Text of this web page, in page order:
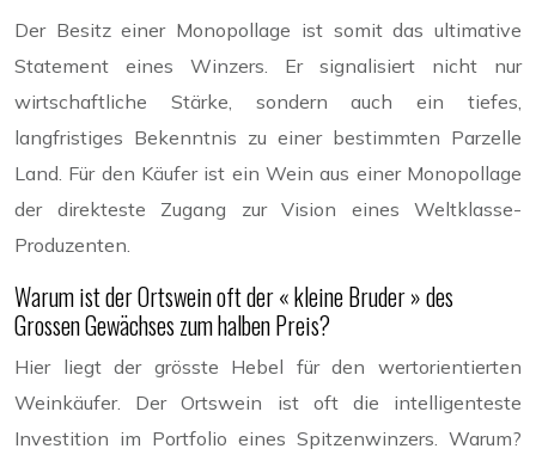
Der Besitz einer Monopollage ist somit das ultimative
Statement eines Winzers. Er signalisiert nicht nur
wirtschaftliche Stärke, sondern auch ein tiefes,
langfristiges Bekenntnis zu einer bestimmten Parzelle
Land. Für den Käufer ist ein Wein aus einer Monopollage
der direkteste Zugang zur Vision eines Weltklasse-
Produzenten.
Warum ist der Ortswein oft der « kleine Bruder » des
Grossen Gewächses zum halben Preis?
Hier liegt der grösste Hebel für den wertorientierten
Weinkäufer. Der Ortswein ist oft die intelligenteste
Investition im Portfolio eines Spitzenwinzers. Warum?